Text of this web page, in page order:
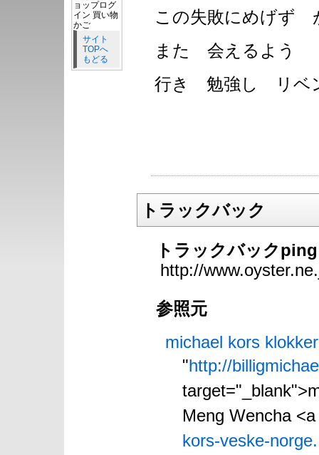
ョップログ
イン 買い物
かご
サイト
TOPへ
もどる
この失敗にめげ
また 会えるよう
行き 勉強し リベ
トラックバック
トラックバック
http://
参照元
michael kors klokker
"http://
Meng Wencha
kors-veske-